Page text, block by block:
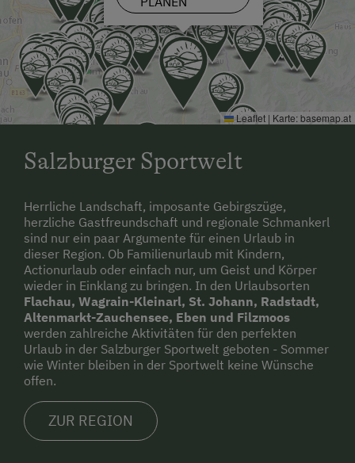
Bahnhof ist in Radstadt
Flughafen in Salzburg
Leaflet | Karte:basemap.at
Salzburger Sportwelt
Herrliche Landschaft, imposante Gebirgszüge,
herzliche Gastfreundschaft und regionale Schmankerl
sind nur ein paar Argumente für einen Urlaub in
dieser Region. Ob Familienurlaub mit Kindern,
Actionurlaub oder einfach nur, um Geist und Körper
wieder in Einklang zu bringen. In den Urlaubsorten
Flachau, Wagrain-Kleinarl, St. Johann, Radstadt,
Altenmarkt-Zauchensee, Eben und Filzmoos
werden zahlreiche Aktivitäten für den perfekten
Urlaub in der Salzburger Sportwelt geboten - Sommer
wie Winter bleiben in der Sportwelt keine Wünsche
offen.
ZUR REGION